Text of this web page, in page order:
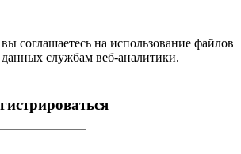
соглашаетесь на использование файлов
данных службам веб-аналитики.